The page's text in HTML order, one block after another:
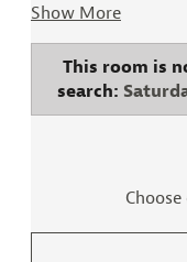
you to chat and
mountains and
satellite flat-
hairdryer, and
Show More
This room is
search: